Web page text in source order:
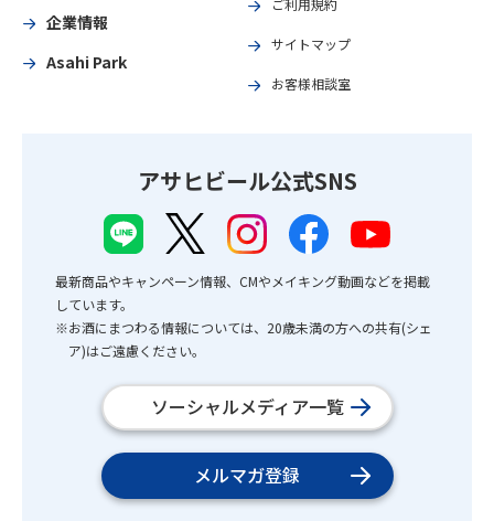
企業情報
Asahi Park
ご利用規約
サイトマップ
お客様相談室
アサヒビール公式SNS
最新商品やキャンペーン情報、CMやメイキング動画などを掲載
しています。
※お酒にまつわる情報については、20歳未満の方への共有(シェ
ア)はご遠慮ください。
ソーシャルメディア一覧
メルマガ登録